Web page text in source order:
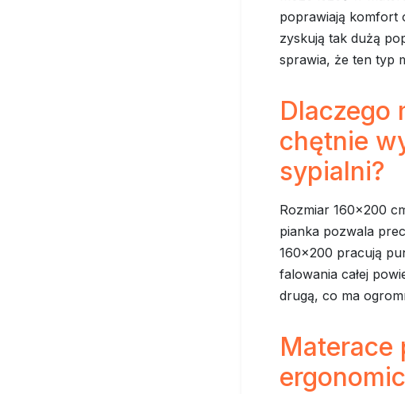
poprawiają komfort
zyskują tak dużą
sprawia, że ten typ
Dlaczego
chętnie
sypialni?
Rozmiar 160x200
pianka pozwala
160x200 pracują
falowania całej
drugą, co ma
Materace